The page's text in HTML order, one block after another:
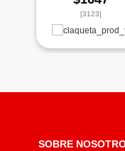
[3123]
SOBRE